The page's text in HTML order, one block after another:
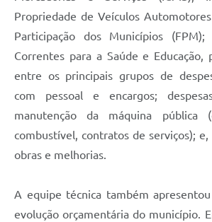
Propriedade de Veículos
Participação dos Municípios (FPM);
Correntes para a Saúde e Educação,
entre os principais grupos de
com pessoal e encargos;
manutenção da máquina pública
combustível, contratos de serviços);
obras e melhorias.
A equipe técnica também
evolução orçamentária do município.